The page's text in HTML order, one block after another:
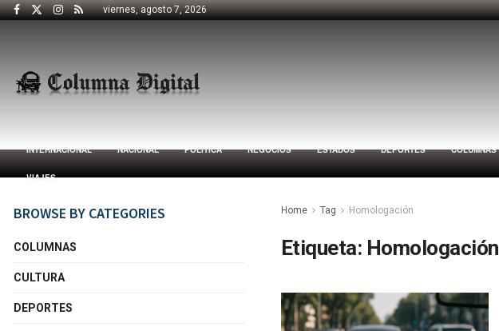
viernes, agosto 7, 2026
INTERNACIONAL NACIONAL POLÍTICA NEGOCIOS ESTADOS DEPORTES COLUMNAS
VIAJES
Home Tag Homologación
Etiqueta: Homologación
BROWSE BY CATEGORIES
COLUMNAS
CULTURA
DEPORTES